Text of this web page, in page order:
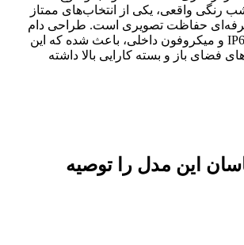
رنگی واقعی، یکی از انتخاب‌های ممتاز
حفاظت تصویری است. طراحی دام
فلزی، مقاومت IP67 و میکروفون داخلی، باعث شده که این
فضای باز و بسته کارایی بالا داشته
این مدل را توصیه